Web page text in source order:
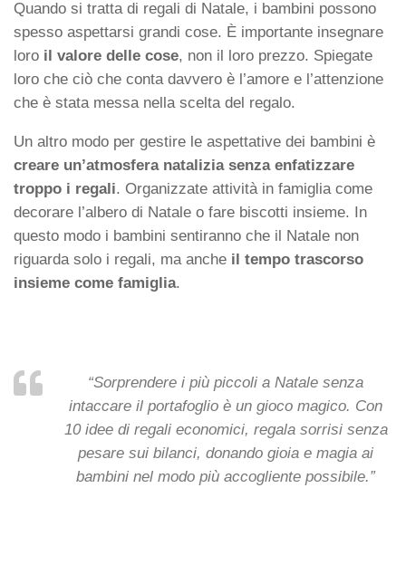
Quando si tratta di regali di Natale, i bambini possono
spesso aspettarsi grandi cose. È importante insegnare
loro il valore delle cose, non il loro prezzo. Spiegate
loro che ciò che conta davvero è l’amore e l’attenzione
che è stata messa nella scelta del regalo.
Un altro modo per gestire le aspettative dei bambini è
creare un’atmosfera natalizia senza enfatizzare
troppo i regali. Organizzate attività in famiglia come
decorare l’albero di Natale o fare biscotti insieme. In
questo modo i bambini sentiranno che il Natale non
riguarda solo i regali, ma anche il tempo trascorso
insieme come famiglia.
“Sorprendere i più piccoli a Natale senza
intaccare il portafoglio è un gioco magico. Con
10 idee di regali economici, regala sorrisi senza
pesare sui bilanci, donando gioia e magia ai
bambini nel modo più accogliente possibile.”